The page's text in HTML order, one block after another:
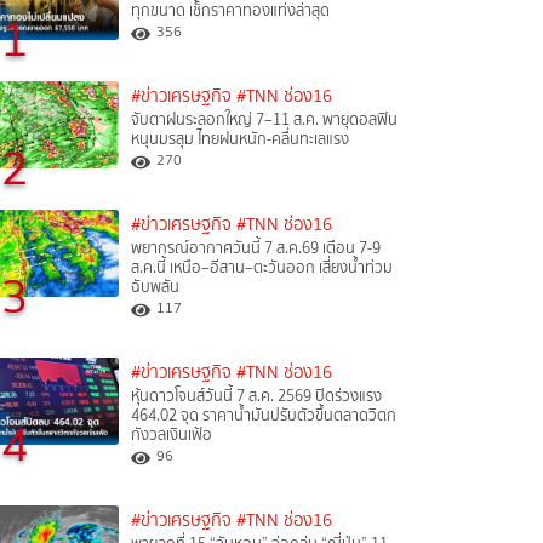
1
ทุกขนาด เช็กราคาทองแท่งล่าสุด
356
2
#ข่าวเศรษฐกิจ #TNN ช่อง16
จับตาฝนระลอกใหญ่ 7–11 ส.ค. พายุดอลฟิน
หนุนมรสุม ไทยฝนหนัก-คลื่นทะเลแรง
270
3
#ข่าวเศรษฐกิจ #TNN ช่อง16
พยากรณ์อากาศวันนี้ 7 ส.ค.69 เตือน 7-9
ส.ค.นี้ เหนือ–อีสาน–ตะวันออก เสี่ยงน้ำท่วม
ฉับพลัน
117
4
#ข่าวเศรษฐกิจ #TNN ช่อง16
หุ้นดาวโจนส์วันนี้ 7 ส.ค. 2569 ปิดร่วงแรง
464.02 จุด ราคาน้ำมันปรับตัวขึ้นตลาดวิตก
กังวลเงินเฟ้อ
96
#ข่าวเศรษฐกิจ #TNN ช่อง16